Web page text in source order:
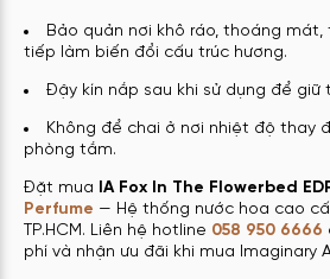
Bảo quản nơi khô ráo, thoáng mát,
tiếp làm biến đổi cấu trúc hương.
Đậy kín nắp sau khi sử dụng để giữ
Không để chai ở nơi nhiệt độ thay
phòng tắm.
Đặt mua IA Fox In The Flowerbed
Perfume — Hệ thống nước hoa cao
TP.HCM. Liên hệ hotline 058 950 6666
phí và nhận ưu đãi khi mua Imaginary